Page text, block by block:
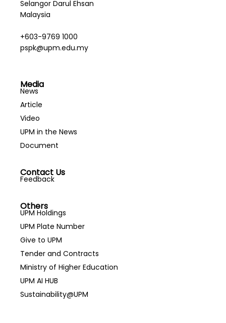
Selangor Darul Ehsan
Malaysia
+603-9769 1000
pspk@upm.edu.my
Media
News
Article
Video
UPM in the News
Document
Contact Us
Feedback
Others
UPM Holdings
UPM Plate Number
Give to UPM
Tender and Contracts
Ministry of Higher Education
UPM AI HUB
Sustainability@UPM